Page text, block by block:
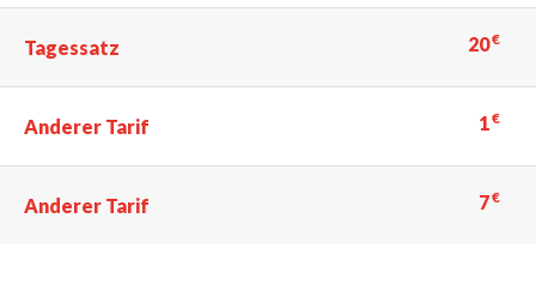
Tagessatz 20€
Anderer Tarif 1 €
Anderer Tarif 7€